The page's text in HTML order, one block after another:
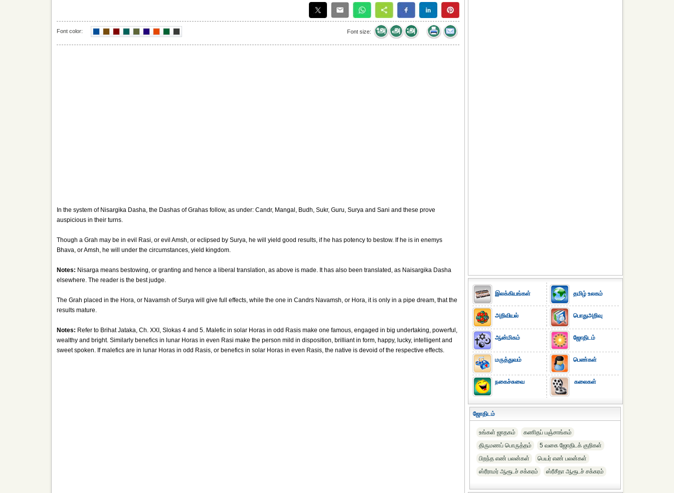
Font color: Font size:
In the system of Nisargika Dasha, the Dashas of Grahas follow, as under: Candr, Mangal, Budh, Sukr, Guru, Surya and Sani and these prove
auspicious in their turns.
Though a Grah may be in evil Rasi, or evil Amsh, or eclipsed by Surya, he will yield good results, if he has potency to bestow. If he is in enemys
Bhava, or Amsh, he will under the circumstances, yield kingdom.
Notes: Nisarga means bestowing, or granting and hence a liberal translation, as above is made. It has also been translated, as Naisargika Dasha
elsewhere. The reader is the best judge.
The Grah placed in the Hora, or Navamsh of Surya will give full effects, while the one in Candrs Navamsh, or Hora, it is only in a pipe dream, that the
results mature.
Notes: Refer to Brihat Jataka, Ch. XXI, Slokas 4 and 5. Malefic in solar Horas in odd Rasis make one famous, engaged in big undertaking, powerful,
wealthy and bright. Similarly benefics in lunar Horas in even Rasi make the person mild in disposition, brilliant in form, happy, lucky, intelligent and
sweet spoken. If malefics are in lunar Horas in odd Rasis, or benefics in solar Horas in even Rasis, the native is devoid of the respective effects.
இலக்கியங்கள்
அறிவியல்
ஆன்மிகம்
மருத்துவம்
நகைச்சுவை
தமிழ் உலகம்
பொதுஅறிவு
ஜோதிடம்
பெண்கள்
கலைகள்
ஜோதிடம்
உங்கள் ஜாதகம்
கணிதப் பஞ்சாங்கம்
திருமணப் பொருத்தம்
5 வகை ஜோதிடக் குறிகள்
பிறந்த எண் பலன்கள்
பெயர் எண் பலன்கள்
ஸ்ரீராமர் ஆரூடச் சக்கரம்
ஸ்ரீசீதா ஆரூடச் சக்கரம்